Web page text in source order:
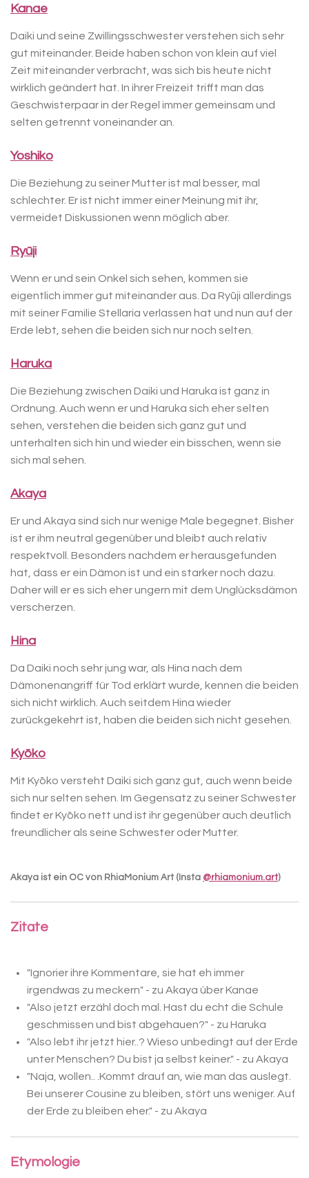
Kanae
Daiki und seine Zwillingsschwester verstehen sich sehr
gut miteinander. Beide haben schon von klein auf viel
Zeit miteinander verbracht, was sich bis heute nicht
wirklich geändert hat. In ihrer Freizeit trifft man das
Geschwisterpaar in der Regel immer gemeinsam und
selten getrennt voneinander an.
Yoshiko
Die Beziehung zu seiner Mutter ist mal besser, mal
schlechter. Er ist nicht immer einer Meinung mit ihr,
vermeidet Diskussionen wenn möglich aber.
Ryūji
Wenn er und sein Onkel sich sehen, kommen sie
eigentlich immer gut miteinander aus. Da Ryūji allerdings
mit seiner Familie Stellaria verlassen hat und nun auf der
Erde lebt, sehen die beiden sich nur noch selten.
Haruka
Die Beziehung zwischen Daiki und Haruka ist ganz in
Ordnung. Auch wenn er und Haruka sich eher selten
sehen, verstehen die beiden sich ganz gut und
unterhalten sich hin und wieder ein bisschen, wenn sie
sich mal sehen.
Akaya
Er und Akaya sind sich nur wenige Male begegnet. Bisher
ist er ihm neutral gegenüber und bleibt auch relativ
respektvoll. Besonders nachdem er herausgefunden
hat, dass er ein Dämon ist und ein starker noch dazu.
Daher will er es sich eher ungern mit dem Unglücksdämon
verscherzen.
Hina
Da Daiki noch sehr jung war, als Hina nach dem
Dämonenangriff für Tod erklärt wurde, kennen die beiden
sich nicht wirklich. Auch seitdem Hina wieder
zurückgekehrt ist, haben die beiden sich nicht gesehen.
Kyōko
Mit Kyōko versteht Daiki sich ganz gut, auch wenn beide
sich nur selten sehen. Im Gegensatz zu seiner Schwester
findet er Kyōko nett und ist ihr gegenüber auch deutlich
freundlicher als seine Schwester oder Mutter.
Akaya ist ein OC von RhiaMonium Art (Insta @rhiamonium.art)
Zitate
"Ignorier ihre Kommentare, sie hat eh immer
irgendwas zu meckern" - zu Akaya über Kanae
"Also jetzt erzähl doch mal. Hast du echt die Schule
geschmissen und bist abgehauen?" - zu Haruka
"Also lebt ihr jetzt hier..? Wieso unbedingt auf der Erde
unter Menschen? Du bist ja selbst keiner." - zu Akaya
"Naja, wollen.. .Kommt drauf an, wie man das auslegt.
Bei unserer Cousine zu bleiben, stört uns weniger. Auf
der Erde zu bleiben eher." - zu Akaya
Etymologie